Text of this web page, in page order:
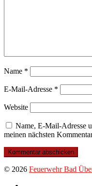
Name *
E-Mail-Adresse *
Website
Name, E-Mail-Adresse
meinen nächsten
© 2026 Feuerwehr Bad